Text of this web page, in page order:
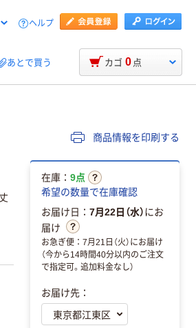
ヘルプ
あとで買う カゴ 0 点
商品情報を印刷する
在庫： 9点
希望の数量で在庫確認
お届け日： 7月22日（水）にお
届け
お急ぎ便：7月21日（火）にお届け
（今から14時間40分以内のご注文
で指定可。追加料金なし）
お届け先：